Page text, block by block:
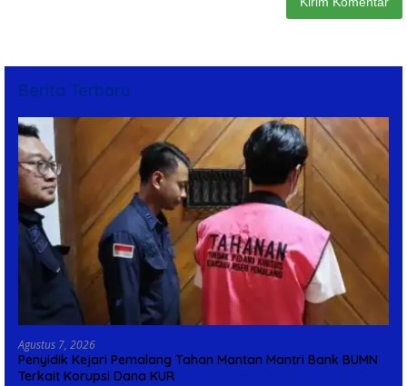
Berita Terbaru
Agustus 7, 2026
Penyidik Kejari Pemalang Tahan Mantan Mantri Bank BUMN
Terkait Korupsi Dana KUR